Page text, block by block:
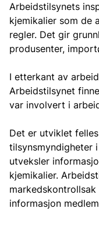
Arbeidstilsynets
kjemikalier som de
regler. Det gir
produsenter,
I etterkant av
Arbeidstilsynet
var involvert i
Det er utviklet
tilsynsmyndigheter
utveksler
kjemikalier.
informasjon